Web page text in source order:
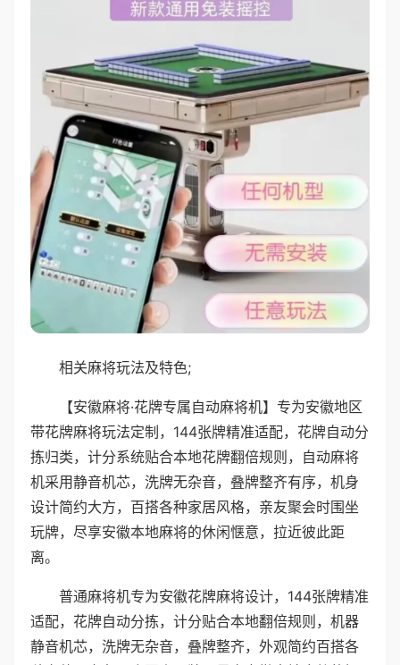
相关麻将玩法及特色;
【安徽麻将·花牌专属自动麻将机】专为安徽地区
带花牌麻将玩法定制，144张牌精准适配，花牌自动分
拣归类，计分系统贴合本地花牌翻倍规则，自动麻将
机采用静音机芯，洗牌无杂音，叠牌整齐有序，机身
设计简约大方，百搭各种家居风格，亲友聚会时围坐
玩牌，尽享安徽本地麻将的休闲惬意，拉近彼此距
离。
普通麻将机专为安徽花牌麻将设计，144张牌精准
适配，花牌自动分拣，计分贴合本地翻倍规则，机器
静音机芯，洗牌无杂音，叠牌整齐，外观简约百搭各